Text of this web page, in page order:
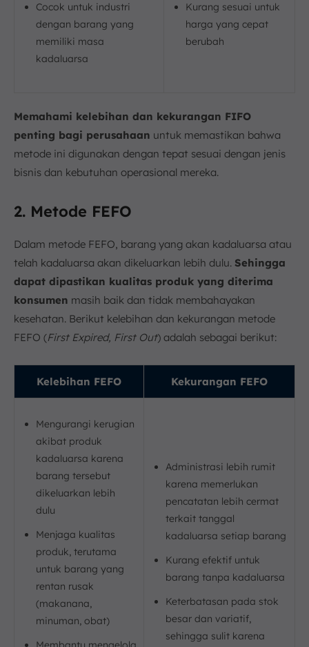
Cocok untuk industri
dengan barang yang
memiliki masa
kadaluarsa
Kurang sesuai untuk
harga yang cepat
berubah
Memahami kelebihan dan kekurangan FIFO
penting bagi perusahaan untuk memastikan bahwa
metode ini digunakan dengan tepat sesuai dengan jenis
bisnis dan kebutuhan operasional mereka.
2. Metode FEFO
Dalam metode FEFO, barang yang akan kadaluarsa atau
telah kadaluarsa akan dikeluarkan lebih dulu. Sehingga
dapat dipastikan kualitas produk yang diterima
konsumen masih baik dan tidak membahayakan
kesehatan. Berikut kelebihan dan kekurangan metode
FEFO (First Expired, First Out) adalah sebagai berikut:
Kelebihan FEFO Kekurangan FEFO
Mengurangi kerugian
akibat produk
kadaluarsa karena
barang tersebut
dikeluarkan lebih
dulu
Menjaga kualitas
produk, terutama
untuk barang yang
rentan rusak
(makanana,
minuman, obat)
Administrasi lebih rumit
karena memerlukan
pencatatan lebih cermat
terkait tanggal
kadaluarsa setiap barang
Kurang efektif untuk
barang tanpa kadaluarsa
Keterbatasan pada stok
besar dan variatif,
sehingga sulit karena